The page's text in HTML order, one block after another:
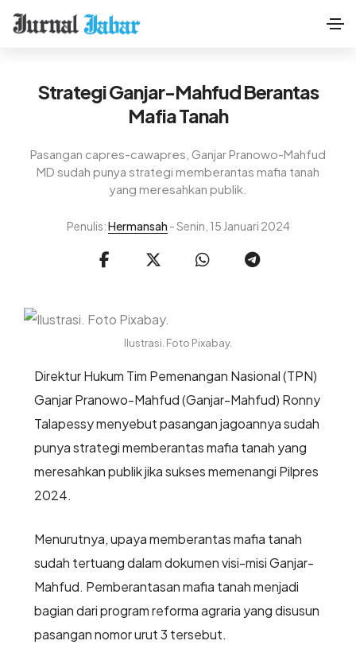
Strategi Ganjar-Mahfud Berantas
Mafia Tanah
Pasangan capres-cawapres, Ganjar Pranowo-Mahfud
MD sudah punya strategi memberantas mafia tanah
yang meresahkan publik.
Penulis:Hermansah - Senin, 15 Januari 2024
Ilustrasi. Foto Pixabay.
Direktur Hukum Tim Pemenangan Nasional (TPN)
Ganjar Pranowo-Mahfud (Ganjar-Mahfud) Ronny
Talapessy menyebut pasangan jagoannya sudah
punya strategi memberantas mafia tanah yang
meresahkan publik jika sukses memenangi Pilpres
2024.
Menurutnya, upaya memberantas mafia tanah
sudah tertuang dalam dokumen visi-misi Ganjar-
Mahfud. Pemberantasan mafia tanah menjadi
bagian dari program reforma agraria yang disusun
pasangan nomor urut 3 tersebut.